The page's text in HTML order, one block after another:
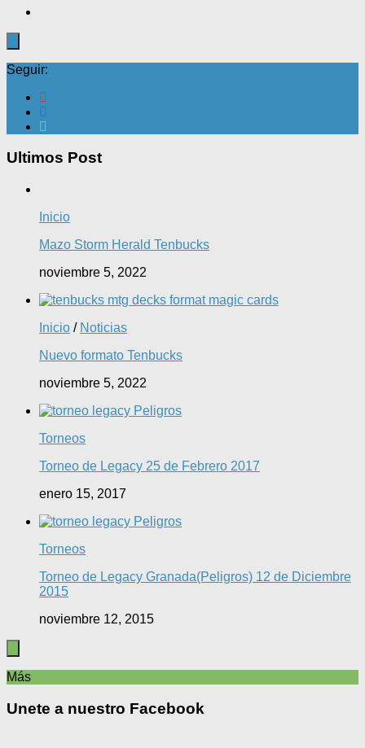
Seguir:
Ultimos Post
Inicio
Mazo Storm Herald Tenbucks
noviembre 5, 2022
Inicio / Noticias
Nuevo formato Tenbucks
noviembre 5, 2022
Torneos
Torneo de Legacy 25 de Febrero 2017
enero 15, 2017
Torneos
Torneo de Legacy Granada(Peligros) 12 de Diciembre
2015
noviembre 12, 2015
Más
Unete a nuestro Facebook